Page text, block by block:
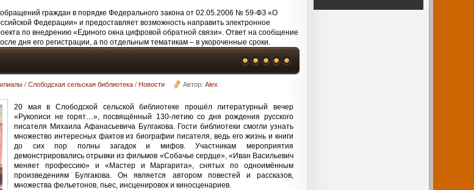
граждан в порядке Федерального закона от 02.05.2006 № 59-ФЗ «О
Федерации» и предоставляет возможность направить электронное
по внедрению «Единого окна цифровой обратной связи». Ответ на сообщение
дня его регистрации, а по отдельным тематикам – в укороченные сроки.
/Слободская сельская библиотека /Новости Автор:Alex
20 мая в Слободской сельской библиотеке прошёл литературный вечер
«Рукописи не горят…», посвящённый 130-летию со дня рождения русского
писателя Михаила Афанасьевича Булгакова. Гости библиотеки смогли узнать
множество интересных фактов из биографии писателя, ведь его жизнь и книги
до сих пор полны загадок и мифов. Участникам мероприятия
демонстрировались отрывки из фильмов «Собачье сердце», «Иван Васильевич
меняет профессию» и «Мастер и Маргарита», снятых по одноимённым
произведениям Булгакова. Он является автором повестей и рассказов,
множества фельетонов, пьес, инсценировок и киносценариев.